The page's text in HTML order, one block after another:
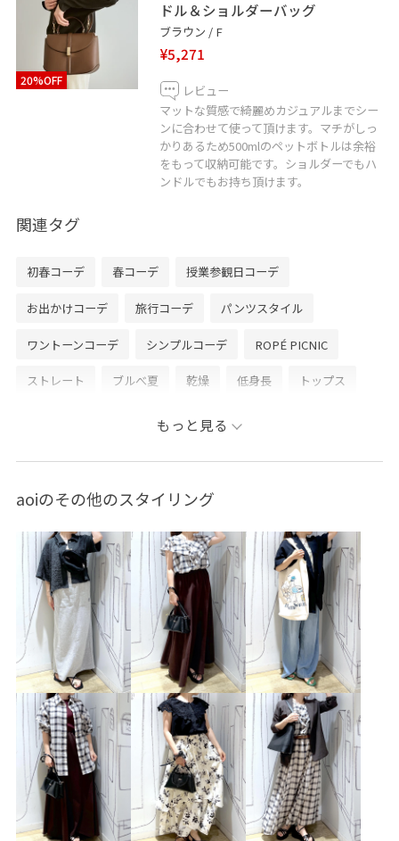
20%OFF
ドル＆ショルダーバッグ
ブラウン / F
¥5,271
レビュー
マットな質感で綺麗めカジュアルまでシー
ンに合わせて使って頂けます。マチがしっ
かりあるため500mlのペットボトルは余裕
をもって収納可能です。ショルダーでもハ
ンドルでもお持ち頂けます。
関連タグ
初春コーデ 春コーデ 授業参観日コーデ
お出かけコーデ 旅行コーデ パンツスタイル
ワントーンコーデ シンプルコーデ ROPÉ PICNIC
ストレート ブルべ夏 乾燥 低身長 トップス
ジャケット/アウター
ショルダーバッグ GDH16010
26SSceremony 26SSlightouter_9 26SS_クリアツイル
26SSクリアツイル 26SS小柄さんおすすめ
5%OFF対象商品 blouse_pickup ceremony_pickup
ROPÉPICNIC_TIMESALE RP25AWsale値下げ
RP25AW_restock RP25aw買い足しボトム RP25SS
RP26SS RP26SSceremony RP26SSceremony_pick
RP26SS_goods RPdenim setup_pickup
set_up対象商品 きれいに見える きれいめ
もっと見る
aoiのその他のスタイリング